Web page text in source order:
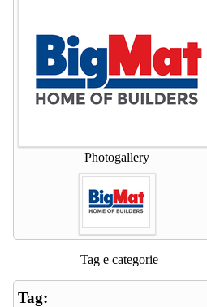
Photogallery
Tag e categorie
Tag: